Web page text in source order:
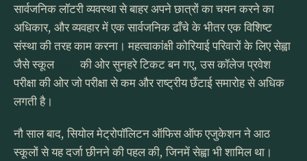
सार्वजनिक लॉटरी व्यवस्था से बाहर अपने छात्रों का चयन करने का
अधिकार, और व्यवहार में एक सार्वजनिक ढाँचे के भीतर एक विशिष्ट
संस्था की तरह काम करना। महत्वाकांक्षी कोरियाई परिवारों के लिए सेह्वा
जैसे स्कूल
की ओर सुनहरे टिकट बन गए, उस कॉलेज प्रवेश
परीक्षा की ओर जो परीक्षा से कम और राष्ट्रीय छँटाई समारोह से अधिक
लगती है।
नौ साल बाद, सियोल मेट्रोपॉलिटन ऑफिस ऑफ एजुकेशन ने आठ
स्कूलों से यह दर्जा छीनने की पहल की, जिनमें सेह्वा भी शामिल था।